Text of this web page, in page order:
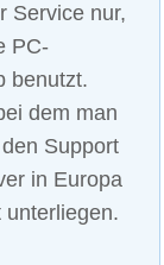
Service nur,
PC-
benutzt.
dem man
Support
in Europa